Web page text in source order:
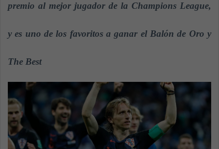
m
i
premio al mejor jugador de la Champions League,
y es uno de los favoritos a ganar el Balón de Oro y
The Best